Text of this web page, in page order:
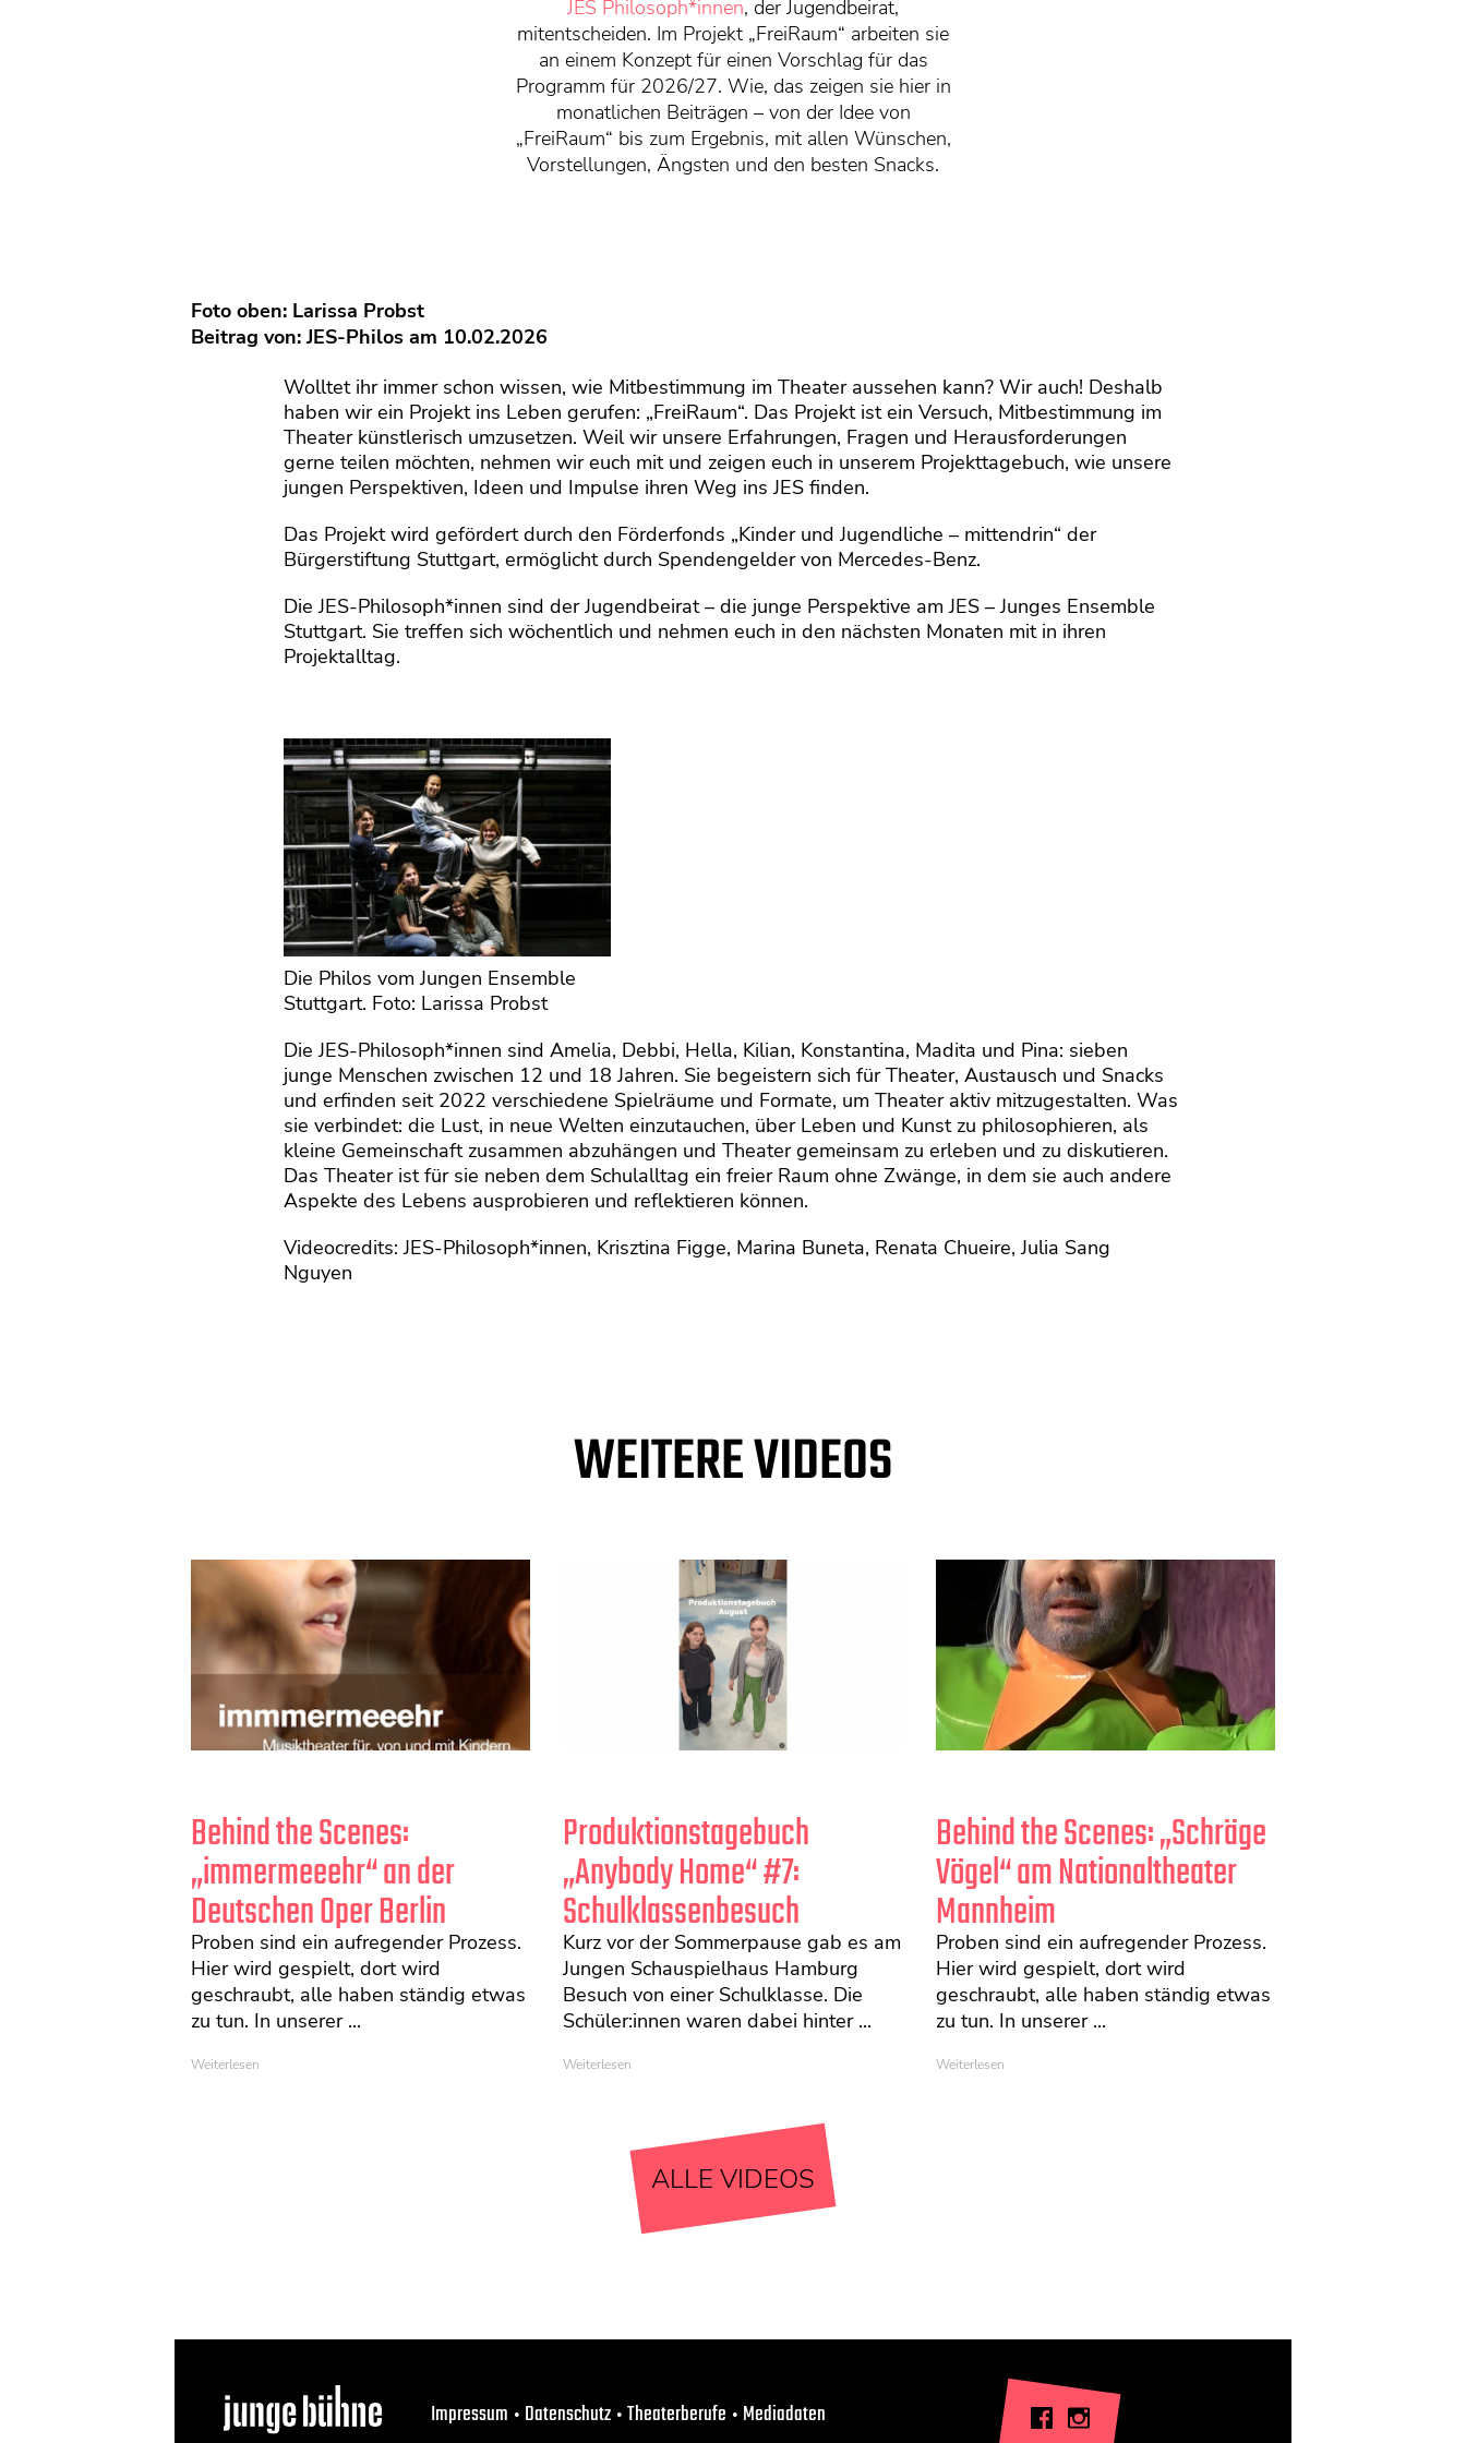
JES Philosoph*innen, der Jugendbeirat,
mitentscheiden. Im Projekt „FreiRaum“ arbeiten sie
an einem Konzept für einen Vorschlag für das
Programm für 2026/27. Wie, das zeigen sie hier in
monatlichen Beiträgen – von der Idee von
„FreiRaum“ bis zum Ergebnis, mit allen Wünschen,
Vorstellungen, Ängsten und den besten Snacks.
Foto oben: Larissa Probst
Beitrag von:JES-Philos am 10.02.2026
Wolltet ihr immer schon wissen, wie Mitbestimmung im Theater aussehen kann? Wir auch! Deshalb
haben wir ein Projekt ins Leben gerufen: „FreiRaum“. Das Projekt ist ein Versuch, Mitbestimmung im
Theater künstlerisch umzusetzen. Weil wir unsere Erfahrungen, Fragen und Herausforderungen
gerne teilen möchten, nehmen wir euch mit und zeigen euch in unserem Projekttagebuch, wie unsere
jungen Perspektiven, Ideen und Impulse ihren Weg ins JES finden.
Das Projekt wird gefördert durch den Förderfonds „Kinder und Jugendliche – mittendrin“ der
Bürgerstiftung Stuttgart, ermöglicht durch Spendengelder von Mercedes-Benz.
Die JES-Philosoph*innen sind der Jugendbeirat – die junge Perspektive am JES – Junges Ensemble
Stuttgart. Sie treffen sich wöchentlich und nehmen euch in den nächsten Monaten mit in ihren
Projektalltag.
Die Philos vom Jungen Ensemble
Stuttgart. Foto: Larissa Probst
Die JES-Philosoph*innen sind Amelia, Debbi, Hella, Kilian, Konstantina, Madita und Pina: sieben
junge Menschen zwischen 12 und 18 Jahren. Sie begeistern sich für Theater, Austausch und Snacks
und erfinden seit 2022 verschiedene Spielräume und Formate, um Theater aktiv mitzugestalten.Was
sie verbindet: die Lust, in neue Welten einzutauchen, über Leben und Kunst zu philosophieren, als
kleine Gemeinschaft zusammen abzuhängen und Theater gemeinsam zu erleben und zu diskutieren.
DasTheater istfür sie neben dem Schulalltag ein freier Raum ohne Zwänge, in dem sie auch andere
Aspekte des Lebens ausprobieren und reflektieren können.
Videocredits: JES-Philosoph*innen, Krisztina Figge, Marina Buneta, Renata Chueire, Julia Sang
Nguyen
WEITERE VIDEOS
Behind the Scenes:
„immermeeehr“ an der
Deutschen Oper Berlin
Proben sind ein aufregender Prozess.
Hier wird gespielt, dort wird
geschraubt, alle haben ständig etwas
zu tun. In unserer ...
Weiterlesen
Produktionstagebuch
„Anybody Home“ #7:
Schulklassenbesuch
Kurz vor der Sommerpause gab es am
Jungen Schauspielhaus Hamburg
Besuch von einer Schulklasse. Die
Schüler:innen waren dabei hinter ...
Weiterlesen
Behind the Scenes: „Schräge
Vögel“ am Nationaltheater
Mannheim
Proben sind ein aufregender Prozess.
Hier wird gespielt, dort wird
geschraubt, alle haben ständig etwas
zu tun. In unserer ...
Weiterlesen
ALLE VIDEOS
Impressum Datenschutz Theaterberufe Mediadaten